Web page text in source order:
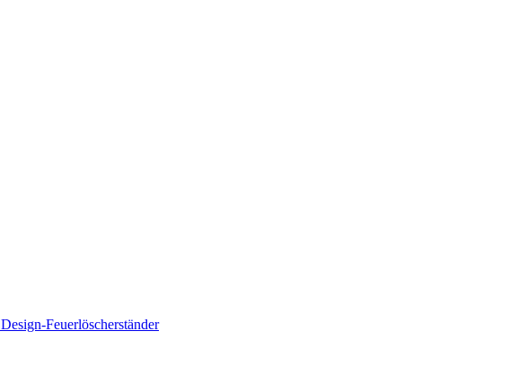
Design-Feuerlöscherständer